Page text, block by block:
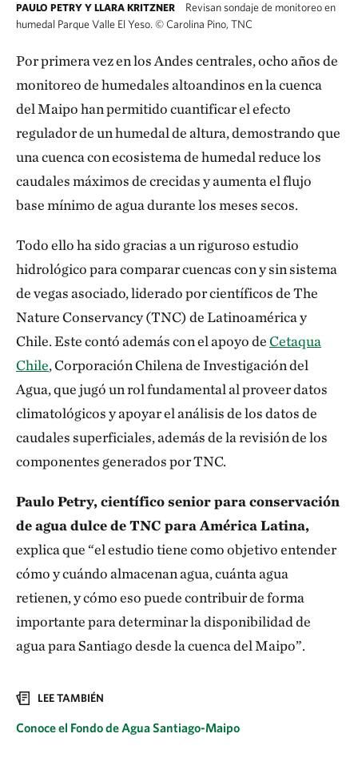
PAULO PETRY Y LLARA KRITZNER
Revisan sondaje de monitoreo en
humedal Parque Valle El Yeso. ©Carolina Pino, TNC
Por primera vez en los Andes centrales, ocho años de
monitoreo de humedales altoandinos en la cuenca
del Maipo han permitido cuantificar el efecto
regulador de un humedal de altura, demostrando que
una cuenca con ecosistema de humedal reduce los
caudales máximos de crecidas y aumenta el flujo
base mínimo de agua durante los meses secos.
Todo ello ha sido gracias a un riguroso estudio
hidrológico para comparar cuencas con y sin sistema
de vegas asociado, liderado por científicos de The
Nature Conservancy (TNC) de Latinoamérica y
Chile. Este contó además con el apoyo deCetaqua
Chile, Corporación Chilena de Investigación del
Agua, que jugó un rol fundamental al proveer datos
climatológicos y apoyar el análisis de los datos de
caudales superficiales, además de la revisión de los
componentes generados por TNC.
Paulo Petry, científico senior para conservación
de agua dulce de TNC para América Latina,
explica que “el estudio tiene como objetivo entender
cómo y cuándo almacenan agua, cuánta agua
retienen, y cómo eso puede contribuir de forma
importante para determinar la disponibilidad de
agua para Santiago desde la cuenca del Maipo”.
LEE TAMBIÉN
Conoce el Fondo de Agua Santiago-Maipo